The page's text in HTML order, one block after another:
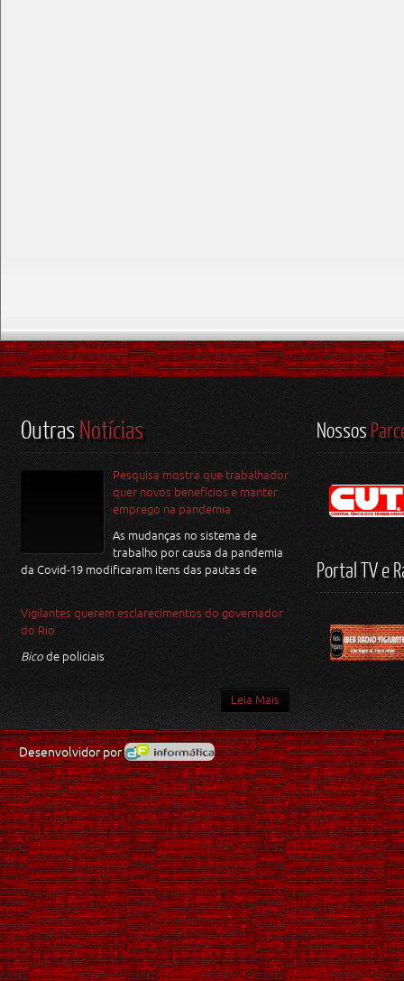
OutrasNotícias
Pesquisa mostra que trabalhador
quer novos benefícios e manter
emprego na pandemia
As mudanças no sistema de
trabalho por causa da pandemia
da Covid-19 modificaram itens das pautas de
Vigilantes querem esclarecimentos do governador
do Rio
Bico de policiais
Leia Mais
Nossos
Portal TV e
Desenvolvidor por